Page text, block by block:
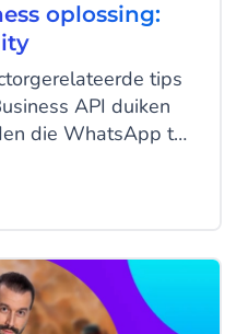
oplossing:
tips
API duiken
die WhatsApp te
gebruik
en de